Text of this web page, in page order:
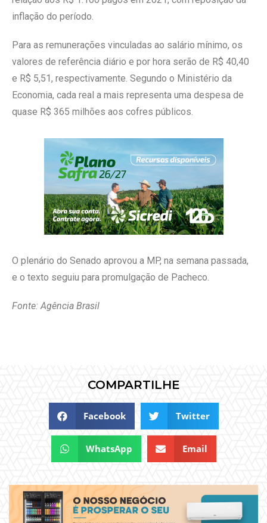
inflação do período.
Para as remunerações vinculadas ao salário mínimo, os
valores de referência diário e por hora serão de R$ 40,40
e R$ 5,51, respectivamente. Segundo o Ministério da
Economia, cada real a mais representa uma despesa de
quase R$ 365 milhões aos cofres públicos.
O plenário do Senado aprovou a MP, na semana passada,
e o texto seguiu para promulgação de Pacheco.
Fonte: Agência Brasil
COMPARTILHE
Facebook Twitter
WhatsApp Email